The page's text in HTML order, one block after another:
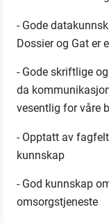
- Gode
Dossier og Gat er
- Gode skriftlige
da
vesentlig for våre
- Opptatt av
kunnskap
- God kunnskap
omsorgstjeneste